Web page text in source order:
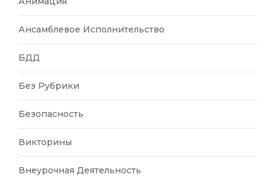
Ансамблевое Исполнительство
БДД
Без Рубрики
Безопасность
Викторины
Внеурочная Деятельность